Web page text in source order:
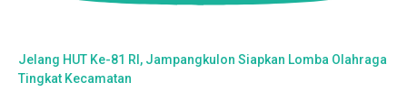
Jelang HUT Ke-81 RI, Jampangkulon Siapkan Lomba Olahraga
Tingkat Kecamatan